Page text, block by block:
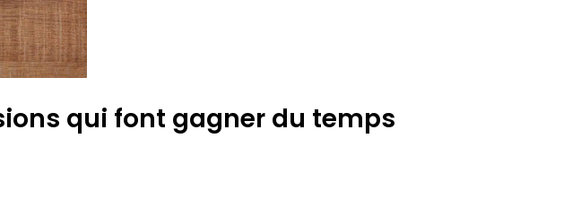
qui font gagner du temps